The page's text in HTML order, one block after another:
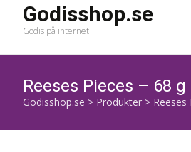
Godisshop.se
Godis på internet
Reeses Pieces – 68 g
Godisshop.se > Produkter > Reeses